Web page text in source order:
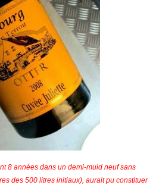
8 années dans un demi-muid neuf sans
des 500 litres initiaux), aurait pu constituer